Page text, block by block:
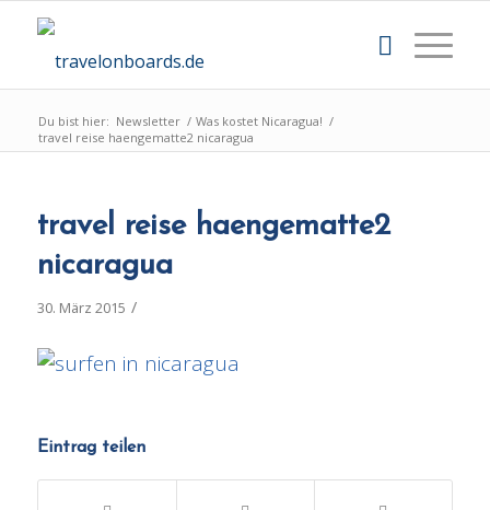
Du bist hier: Newsletter / Was kostet Nicaragua! /
travel reise haengematte2 nicaragua
travel reise haengematte2
nicaragua
30. März 2015 /
Eintrag teilen